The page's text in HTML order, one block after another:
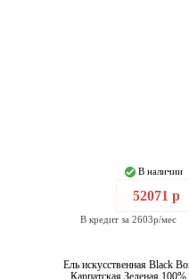
В наличии
52071 р
В кредит за 2603р/мес
Ель искусственная Black
Карпатская Зеленая 100%